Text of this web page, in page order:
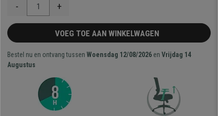
- +
VOEG TOE AAN WINKELWAGEN
Bestel nu en ontvang tussen Woensdag 12/08/2026 en Vrijdag 14
Augustus